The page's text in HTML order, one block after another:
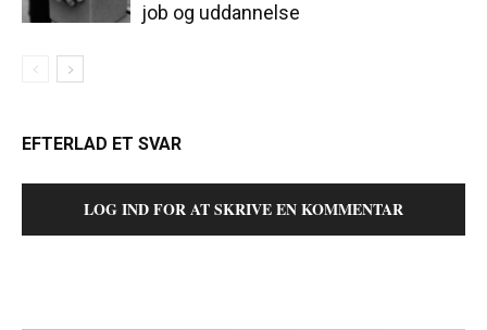
job og uddannelse
EFTERLAD ET SVAR
LOG IND FOR AT SKRIVE EN KOMMENTAR